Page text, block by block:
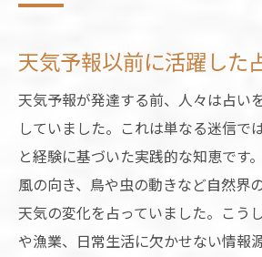
天気予報以前に活躍した
天気予報が発達する前、人々は占い
していました。これは単なる迷信で
と経験に基づいた実践的な知恵です
風の向き、鳥や虫の動きなど自然界
天気の変化を占っていました。こう
や漁業、日常生活に欠かせない情報